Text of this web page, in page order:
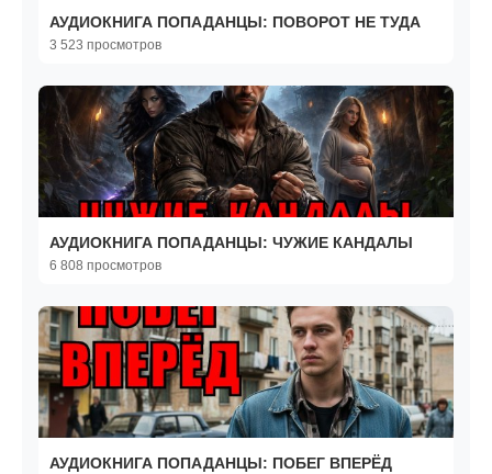
АУДИОКНИГА ПОПАДАНЦЫ: ПОВОРОТ НЕ ТУДА
3 523 просмотров
АУДИОКНИГА ПОПАДАНЦЫ: ЧУЖИЕ КАНДАЛЫ
6 808 просмотров
АУДИОКНИГА ПОПАДАНЦЫ: ПОБЕГ ВПЕРЁД